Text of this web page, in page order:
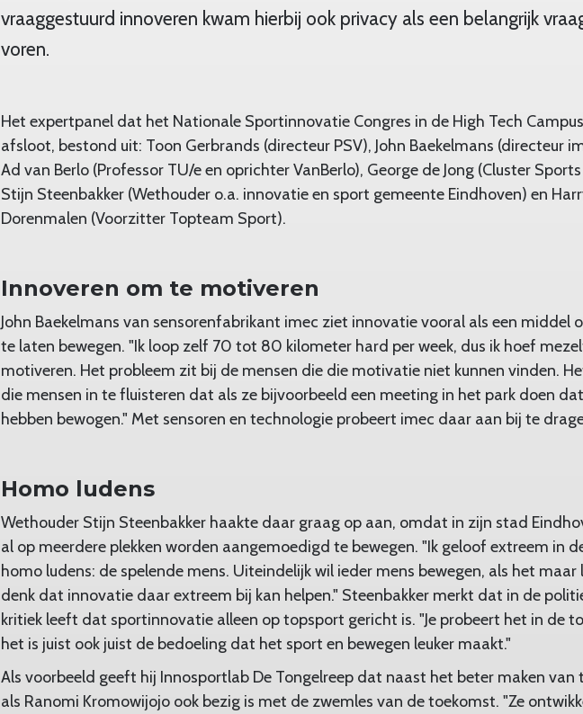
vraaggestuurd innoveren kwam hierbij ook privacy als een belangrijk
voren.
Het expertpanel dat het Nationale Sportinnovatie Congres in de High Tech
afsloot, bestond uit: Toon Gerbrands (directeur PSV), John Baekelmans (directeur
Ad van Berlo (Professor TU/e en oprichter VanBerlo), George de Jong (Cluster
Stijn Steenbakker (Wethouder o.a. innovatie en sport gemeente Eindhoven) en
Dorenmalen (Voorzitter Topteam Sport).
Innoveren om te motiveren
John Baekelmans van sensorenfabrikant imec ziet innovatie vooral als een middel
te laten bewegen. "Ik loop zelf 70 tot 80 kilometer hard per week, dus ik hoef
motiveren. Het probleem zit bij de mensen die die motivatie niet kunnen vinden.
die mensen in te fluisteren dat als ze bijvoorbeeld een meeting in het park doen
hebben bewogen." Met sensoren en technologie probeert imec daar aan bij te
Homo ludens
Wethouder Stijn Steenbakker haakte daar graag op aan, omdat in zijn stad
al op meerdere plekken worden aangemoedigd te bewegen. "Ik geloof extreem in
homo ludens: de spelende mens. Uiteindelijk wil ieder mens bewegen, als het maar
denk dat innovatie daar extreem bij kan helpen." Steenbakker merkt dat in de
kritiek leeft dat sportinnovatie alleen op topsport gericht is. "Je probeert het in de
het is juist ook juist de bedoeling dat het sport en bewegen leuker maakt."
Als voorbeeld geeft hij Innosportlab De Tongelreep dat naast het beter maken van
als Ranomi Kromowijojo ook bezig is met de zwemles van de toekomst. "Ze